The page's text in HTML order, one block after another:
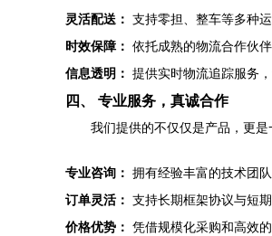
灵活配送： 支持零担、整车等多种
时效保障： 依托成熟的物流合作伙
信息透明： 提供实时物流追踪服务
四、 专业服务，真诚合作
我们提供的不仅仅是产品，更是
专业咨询： 拥有经验丰富的技术团
订单灵活： 支持长期框架协议与短
价格优势： 凭借规模化采购和高效